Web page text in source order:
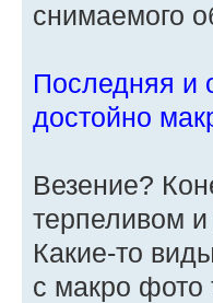
снимаемого
Последняя и
достойно
Везение?
терпеливом
Какие-то
с макро фото